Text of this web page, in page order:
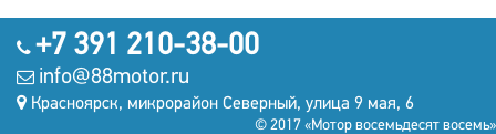
+7 391 210-38-00
info@88motor.ru
Красноярск, микрорайон Северный, улица 9 мая, 6
© 2017 «Мотор восемьдесят восемь»